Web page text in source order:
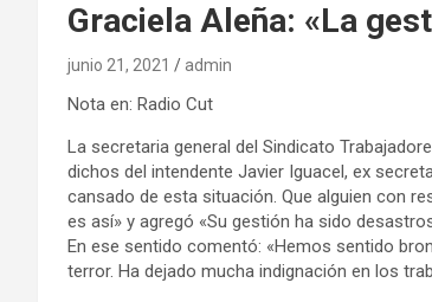
Graciela Aleña: «La
junio 21, 2021 admin
Nota en: Radio Cut
La secretaria general del Sindicato
dichos del intendente Javier Iguacel, ex
cansado de esta situación. Que alguien con
es así» y agregó «Su gestión ha sido
En ese sentido comentó: «Hemos sentido
terror. Ha dejado mucha indignación en los